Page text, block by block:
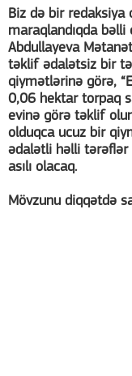
Biz də bir redaksiya
maraqlandıqda
Abdullayeva
təklif ədalətsiz bir
qiymətlərinə görə,
0,06 hektar torpaq
evinə görə təklif
olduqca ucuz bir
ədalətli həlli tərəflər
asılı olacaq.
Mövzunu diqqətdə